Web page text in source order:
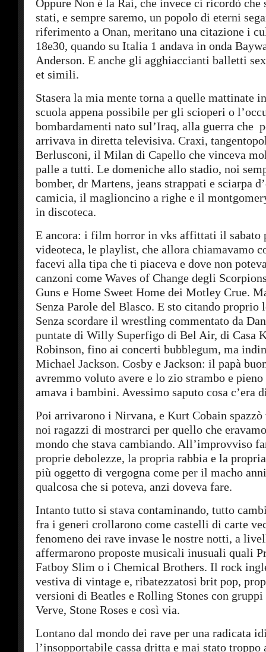
Oppure Non é la Rai, che invece ci ricordò che
stati, e sempre saremo, un popolo di eterni
riferimento a Onan, meritano una citazione i
18e30, quando su Italia 1 andava in onda
Anderson. E anche gli agghiaccianti balletti
et simili.
Stasera la mia mente torna a quelle mattinate
scuola appena possibile per gli scioperi o
bombardamenti nato sul’Iraq, alla guerra che
arrivava in diretta televisiva. Craxi,
Berlusconi, il Milan di Capello che vinceva
palle a tutti. Le domeniche allo stadio, noi
bomber, dr Martens, jeans strappati e sciarpa
camicia, il maglioncino a righe e il
in discoteca.
E ancora: i film horror in vks affittati il sabato
videoteca, le playlist, che allora chiamavamo
facevi alla tipa che ti piaceva e dove non
canzoni come Waves of Change degli
Guns e Home Sweet Home dei Motley Crue.
Senza Parole del Blasco. E sto citando proprio
Senza scordare il wrestling commentato da
puntate di Willy Superfigo di Bel Air, di Casa
Robinson, fino ai concerti bubblegum, ma
Michael Jackson. Cosby e Jackson: il papà
avremmo voluto avere e lo zio strambo e
amava i bambini. Avessimo saputo cosa
Poi arrivarono i Nirvana, e Kurt Cobain
noi ragazzi di mostrarci per quello che
mondo che stava cambiando. All’improvviso
proprie debolezze, la propria rabbia e la
più oggetto di vergogna come per il macho
qualcosa che si poteva, anzi doveva fare.
Intanto tutto si stava contaminando, tutto
fra i generi crollarono come castelli di carte
fenomeno dei rave invase le nostre notti, a
affermarono proposte musicali inusuali quali
Fatboy Slim o i Chemical Brothers. Il rock
vestiva di vintage e, ribatezzatosi brit pop,
versioni di Beatles e Rolling Stones con
Verve, Stone Roses e così via.
Lontano dal mondo dei rave per una radicata
l’insopportabile cassa dritta e mai stato troppo